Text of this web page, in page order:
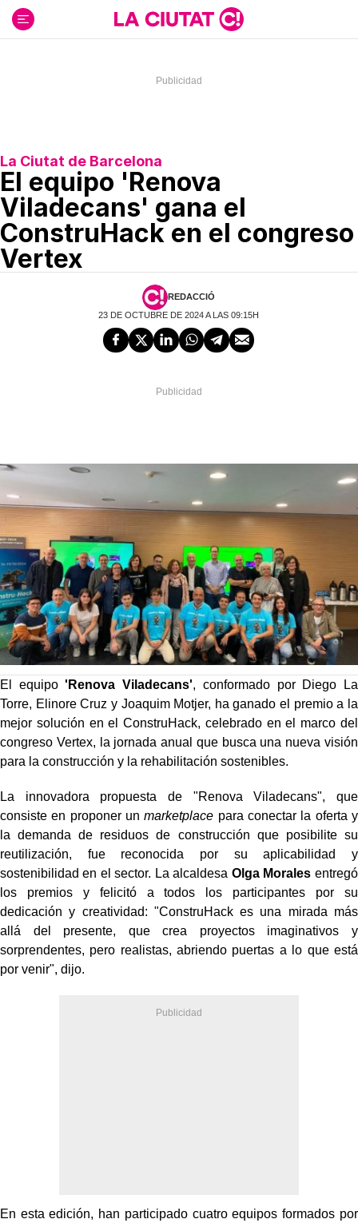
contenido
La Ciutat de Barcelona
El equipo 'Renova
Viladecans' gana el
ConstruHack en el congreso
Vertex
REDACCIÓ
23 DE OCTUBRE DE 2024 A LAS 09:15H
El equipo'Renova Viladecans', conformado por Diego La
Torre, Elinore Cruz y Joaquim Motjer, ha ganado el premio a la
mejor solución en el ConstruHack, celebrado en el marco del
congreso Vertex, la jornada anual que busca una nueva visión
para la construcción y la rehabilitación sostenibles.
La innovadora propuesta de "Renova Viladecans", que
consiste en proponer unmarketplace para conectar la oferta y
la demanda de residuos de construcción que posibilite su
reutilización, fue reconocida por su aplicabilidad y
sostenibilidad en el sector. La alcaldesa Olga Morales entregó
los premios y felicitó a todos los participantes por su
dedicación y creatividad: "ConstruHack es una mirada más
allá del presente, que crea proyectos imaginativos y
sorprendentes, pero realistas, abriendo puertas a lo que está
por venir", dijo.
En esta edición, han participado cuatro equipos formados por